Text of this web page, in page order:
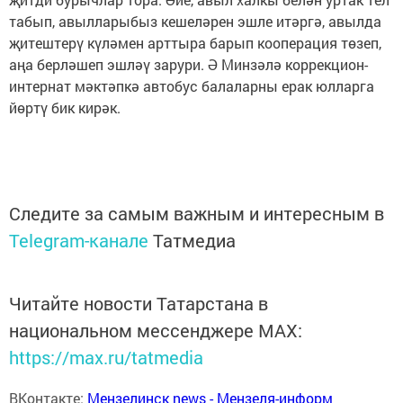
табып, авылларыбыз кешеләрен эшле итәргә, авылда
җитештерү күләмен арттыра барып кооперация төзеп,
аңа берләшеп эшләү зарури. Ә Минзәлә коррекцион-
интернат мәктәпкә автобус балаларны ерак юлларга
йөртү бик кирәк.
Следите за самым важным и интересным в
Telegram-канале Татмедиа
Читайте новости Татарстана в
национальном мессенджере MАХ:
https://max.ru/tatmedia
ВКонтакте: Мензелинск news - Мензеля-информ